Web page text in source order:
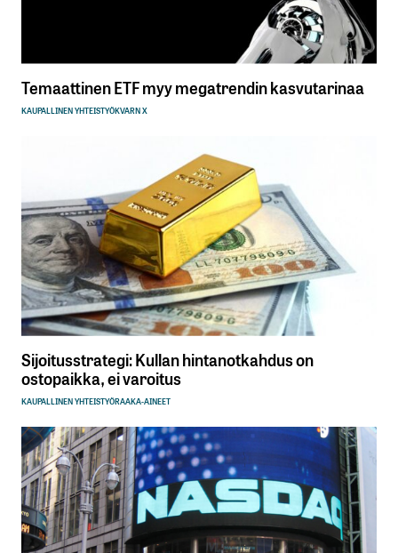
Temaattinen ETF myy megatrendin kasvutarinaa
KAUPALLINEN YHTEISTYÖKVARN X
Sijoitusstrategi: Kullan hintanotkahdus on
ostopaikka, ei varoitus
KAUPALLINEN YHTEISTYÖRAAKA-AINEET